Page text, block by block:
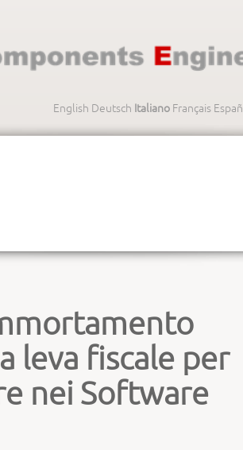
English Deutsch Italiano Français
leva fiscale per
nei Software